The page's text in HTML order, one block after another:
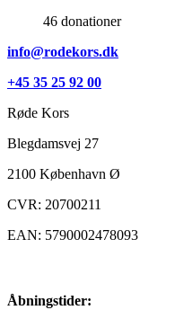
46 donationer
info@rodekors.dk
+45 35 25 92 00
Røde Kors
Blegdamsvej 27
2100 København Ø
CVR: 20700211
EAN: 5790002478093
Åbningstider: